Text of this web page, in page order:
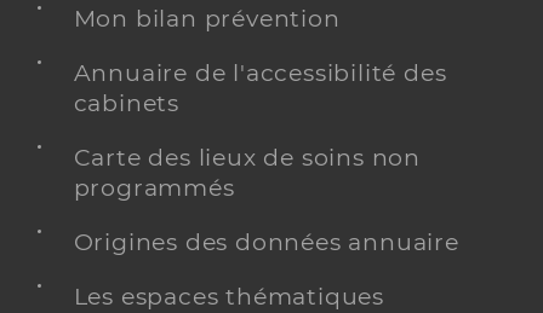
Mon bilan prévention
Annuaire de l'accessibilité des
cabinets
Carte des lieux de soins non
programmés
Origines des données annuaire
Les espaces thématiques